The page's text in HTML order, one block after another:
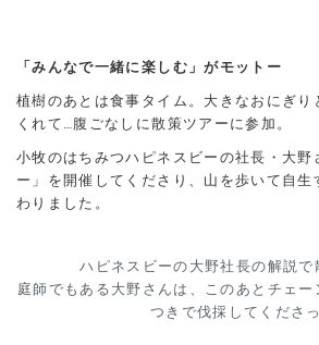
「みんなで一緒に楽しむ」がモットー
植樹のあとは食事タイム。大きなおにぎり
くれて…腹ごなしに散策ツアーに参加。
小牧のはちみつハピネスビーの社長・大野
ー」を開催してくださり、山を歩いて自生
わりました。
ハピネスビーの大野社長の解説で
庭師でもある大野さんは、このあとチェ
つきで伐採してくださ